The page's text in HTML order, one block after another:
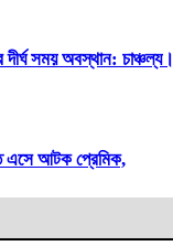
দীর্ঘ সময় অবস্থান: চাঞ্চল্য।
এসে আটক প্রেমিক,